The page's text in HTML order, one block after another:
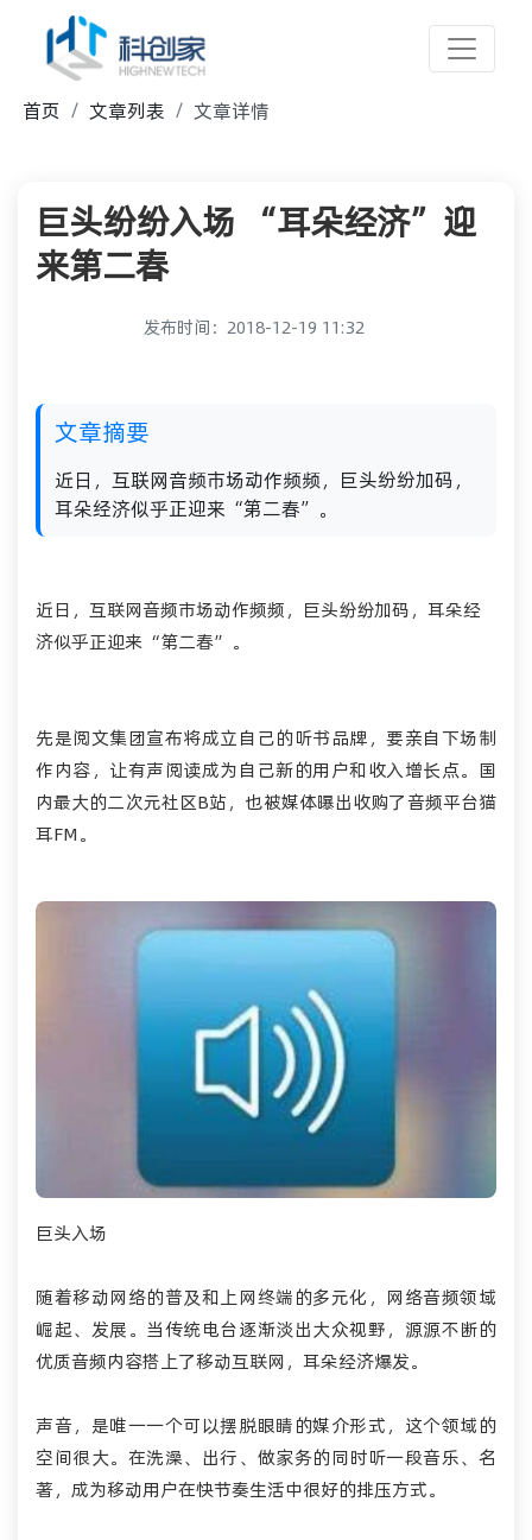
首页 文章列表 文章详情
巨头纷纷入场 “耳朵经济”迎
来第二春
发布时间：2018-12-19 11:32
文章摘要
近日，互联网音频市场动作频频，巨头纷纷加码，
耳朵经济似乎正迎来“第二春”。
近日， 互联网音频市场动作频频，巨头纷纷加码，耳朵经
济似乎正迎来“第二春”。
先是阅文集团宣布将成立自己的听书品牌，要亲自下场制
作内容，让有声阅读成为自己新的用户和收入增长点。国
内最大的二次元社区B站，也被媒体曝出收购了音频平台猫
耳FM。
巨头入场
随着移动网络的普及和上网终端的多元化，网络音频领域
崛起、发展。当传统电台逐渐淡出大众视野，源源不断的
优质音频内容搭上了移动互联网，耳朵经济爆发。
声音，是唯一一个可以摆脱眼睛的媒介形式，这个领域的
空间很大。在洗澡、出行、做家务的同时听一段音乐、名
著，成为移动用户在快节奏生活中很好的排压方式。